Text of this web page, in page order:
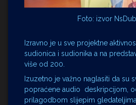
Foto: izvor
Izravno je u sve projektne
sudionica i sudionika a na
više od 200.
Izuzetno je važno naglasiti da su
popraćene audio deskripcijom,
prilagodbom slijepim